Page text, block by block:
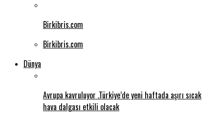
Birkibris.com
Birkibris.com
Dünya
Avrupa kavruluyor .Türkiye’de yeni haftada aşırı sıcak
hava dalgası etkili olacak